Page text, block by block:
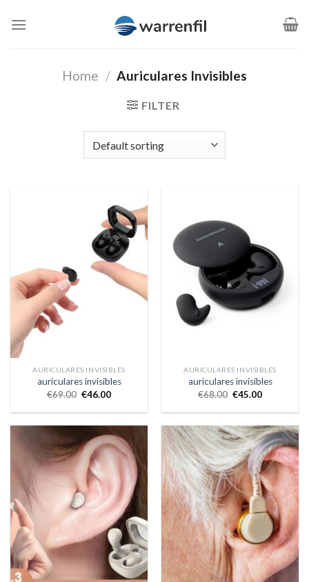
Home / Auriculares Invisibles
FILTER
AURICULARES INVISIBLES
auriculares invisibles
€69.00 €46.00
AURICULARES INVISIBLES
auriculares invisibles
€68.00 €45.00